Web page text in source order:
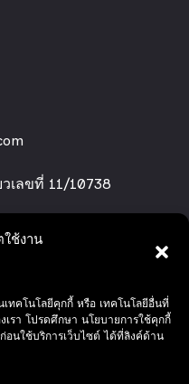
ช้งาน
เทคโนโลยีคุกกี้ หรือ เทคโนโลยีอื่นที่
รา โปรดศึกษา นโยบายการใช้คุกกี้
นใช้บริการเว็บไซต์ ได้ที่ลิงค์ด้าน
เลขที่ 11/10738